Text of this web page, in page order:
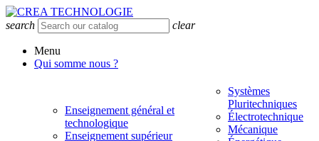
search clear
Menu
Qui somme nous ?
Enseignement général et
technologique
Enseignement supérieur
Systèmes
Pluritechniques
Électrotechnique
Mécanique